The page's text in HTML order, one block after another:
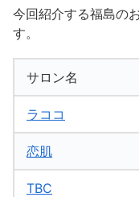
今回紹介する福島の
す。
サロン名
ラココ
恋肌
TBC